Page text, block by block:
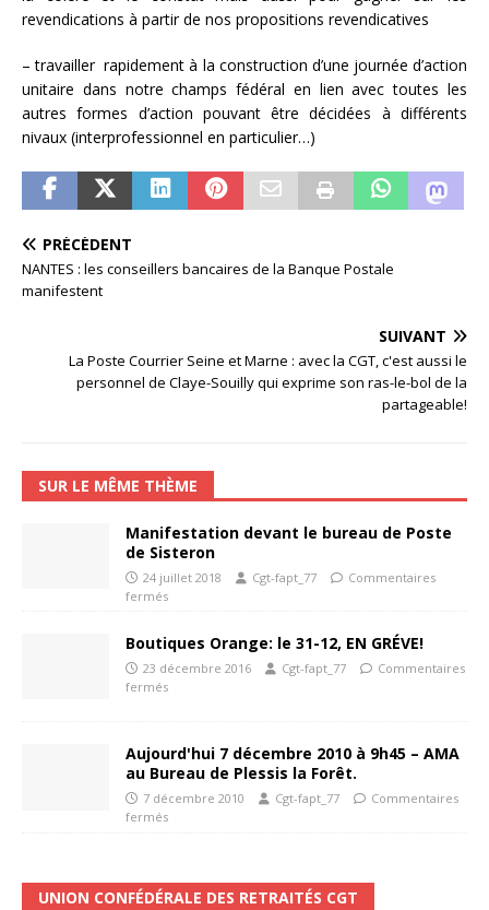
revendications à partir de nos propositions revendicatives
– travailler rapidement à la construction d’une journée d’action
unitaire dans notre champs fédéral en lien avec toutes les
autres formes d’action pouvant être décidées à différents
nivaux (interprofessionnel en particulier…)
PRÉCÉDENT
NANTES : les conseillers bancaires de la Banque Postale
manifestent
SUIVANT
La Poste Courrier Seine et Marne : avec la CGT, c'est aussi le
personnel de Claye-Souilly qui exprime son ras-le-bol de la
partageable!
SUR LE MÊME THÈME
Manifestation devant le bureau de Poste
de Sisteron
24 juillet 2018 Cgt-fapt_77
Commentaires
fermés
Boutiques Orange: le 31-12, EN GRÉVE!
23 décembre 2016 Cgt-fapt_77
Commentaires
fermés
Aujourd'hui 7 décembre 2010 à 9h45 – AMA
au Bureau de Plessis la Forêt.
7 décembre 2010 Cgt-fapt_77
Commentaires
fermés
UNION CONFÉDÉRALE DES RETRAITÉS CGT